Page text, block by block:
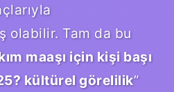
olabilir. Tam da bu
maaşı için kişi başı
kültürel görelilik”